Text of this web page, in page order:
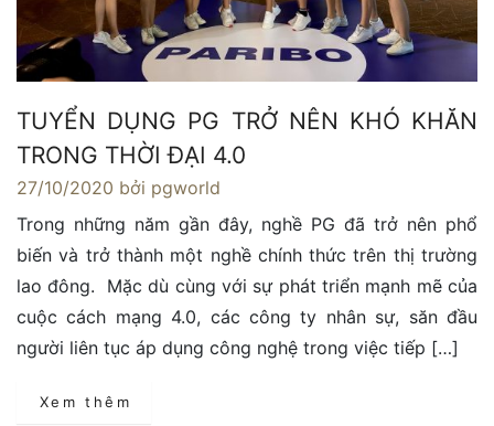
TUYỂN DỤNG PG TRỞ NÊN KHÓ KHĂN
TRONG THỜI ĐẠI 4.0
27/10/2020 bởi pgworld
Trong những năm gần đây, nghề PG đã trở nên phổ
biến và trở thành một nghề chính thức trên thị trường
lao đông. Mặc dù cùng với sự phát triển mạnh mẽ của
cuộc cách mạng 4.0, các công ty nhân sự, săn đầu
người liên tục áp dụng công nghệ trong việc tiếp […]
Xem thêm